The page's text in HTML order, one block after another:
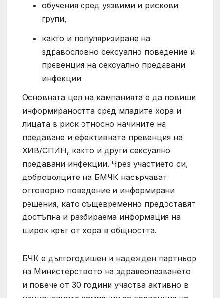
обучения сред уязвими и рискови
групи,
както и популяризиране на
здравословно сексуално поведение и
превенция на сексуално предавани
инфекции.
Основната цел на кампанията е да повиши
информираността сред младите хора и
лицата в риск относно начините на
предаване и ефективната превенция на
ХИВ/СПИН, както и други сексуално
предавани инфекции. Чрез участието си,
доброволците на БМЧК насърчават
отговорно поведение и информирани
решения, като същевременно предоставят
достъпна и разбираема информация на
широк кръг от хора в общността.
БЧК е дългогодишен и надежден партньор
на Министерството на здравеопазването
и повече от 30 години участва активно в